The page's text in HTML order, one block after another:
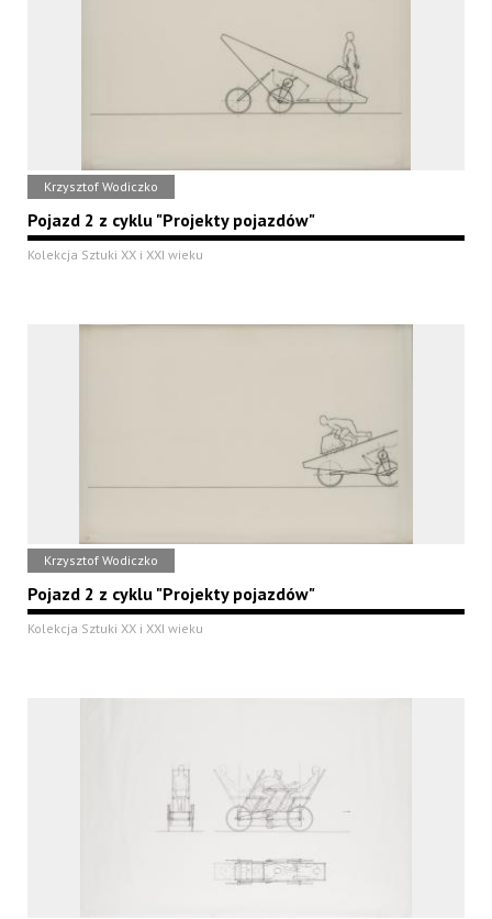
Krzysztof Wodiczko
Pojazd 2 z cyklu "Projekty pojazdów"
Kolekcja Sztuki XX i XXI wieku
Krzysztof Wodiczko
Pojazd 2 z cyklu "Projekty pojazdów"
Kolekcja Sztuki XX i XXI wieku